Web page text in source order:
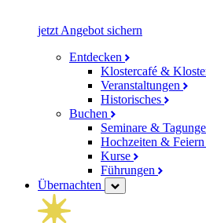
jetzt Angebot sichern
Entdecken
Klostercafé &
Veranstaltungen
Historisches
Buchen
Seminare &
Hochzeiten & Feiern
Kurse
Führungen
Übernachten